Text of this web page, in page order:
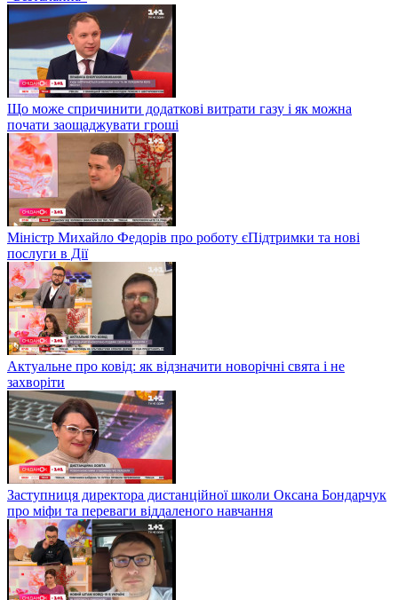
Що може спричинити додаткові витрати газу і як можна
почати заощаджувати гроші
Міністр Михайло Федорів про роботу єПідтримки та нові
послуги в Дії
Актуальне про ковід: як відзначити новорічні свята і не
захворіти
Заступниця директора дистанційної школи Оксана Бондарчук
про міфи та переваги віддаленого навчання